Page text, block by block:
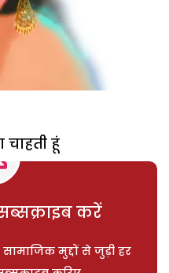
हूं
करें
मुद्दों से जुड़ी हर